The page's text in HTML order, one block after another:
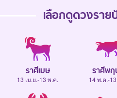
เลือกดูดวงราย
ราศีเมษ
13 เม.ย.-13 พ.ค.
ราศีพ
14 พ.ค.-